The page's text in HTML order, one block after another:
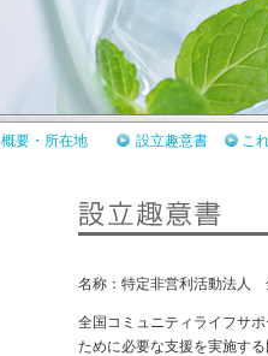
概要・所在地 設立趣意書 こ
名称：特定非営利活動法人
全国コミュニティライフサ
ために必要な支援を実施す